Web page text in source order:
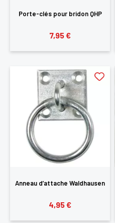
Porte-clés pour bridon QHP
7,95 €
Anneau d’attache Waldhausen
4,95 €